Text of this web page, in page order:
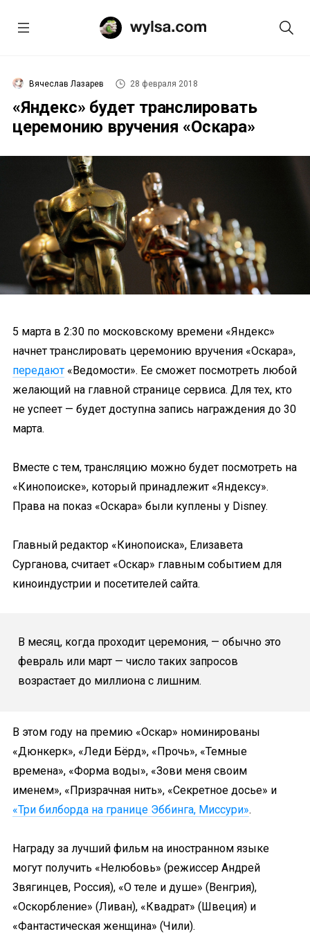
Вячеслав Лазарев 28 февраля 2018
«Яндекс» будет транслировать
церемонию вручения «Оскара»
5 марта в 2:30 по московскому времени «Яндекс»
начнет транслировать церемонию вручения «Оскара»,
передают «Ведомости». Ее сможет посмотреть любой
желающий на главной странице сервиса. Для тех, кто
не успеет — будет доступна запись награждения до 30
марта.
Вместе с тем, трансляцию можно будет посмотреть на
«Кинопоиске», который принадлежит «Яндексу».
Права на показ «Оскара» были куплены у Disney.
Главный редактор «Кинопоиска», Елизавета
Сурганова, считает «Оскар» главным событием для
киноиндустрии и посетителей сайта.
В месяц, когда проходит церемония, — обычно это
февраль или март — число таких запросов
возрастает до миллиона с лишним.
В этом году на премию «Оскар» номинированы
«Дюнкерк», «Леди Бёрд», «Прочь», «Темные
времена», «Форма воды», «Зови меня своим
именем», «Призрачная нить», «Секретное досье» и
«Три билборда на границе Эббинга, Миссури».
Награду за лучший фильм на иностранном языке
могут получить «Нелюбовь» (режиссер Андрей
Звягинцев, Россия), «О теле и душе» (Венгрия),
«Оскорбление» (Ливан), «Квадрат» (Швеция) и
«Фантастическая женщина» (Чили).